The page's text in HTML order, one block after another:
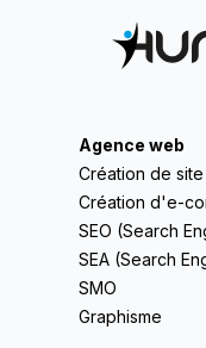
Agence web
Création de
Création d'e-
SEO (Search
SEA (Search
SMO
Graphisme